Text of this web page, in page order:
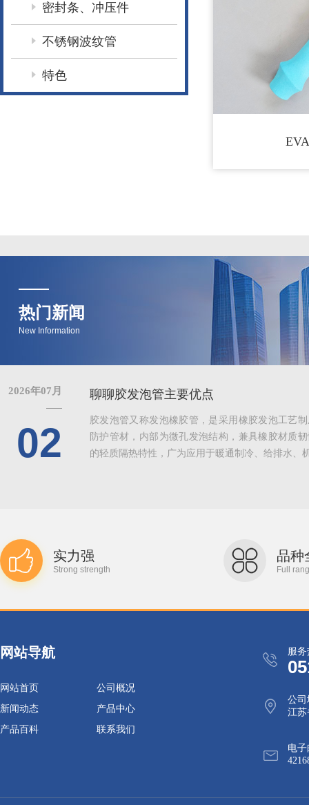
密封条、冲压件
不锈钢波纹管
特色
热门新闻
New Information
2026年07月
02
聊聊胶发泡管主要优点
胶发泡管又称发泡橡胶管，是采用橡胶发泡工艺
防护管材，内部为微孔发泡结构，兼具橡胶材质
的轻质隔热特性，广为应用于暖通制冷、给排水、
实力强
Strong strength
品种
Full
网站导航
网站首页
公司概况
新闻动态
产品中心
产品百科
联系我们
服
公司
江苏
电